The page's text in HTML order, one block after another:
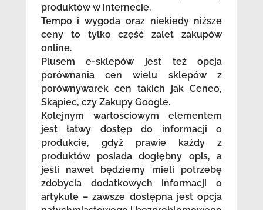
produktów w internecie.
Tempo i wygoda oraz niekiedy niższe
ceny to tylko część zalet zakupów
online.
Plusem e-sklepów jest też opcja
porównania cen wielu sklepów z
porównywarek cen takich jak Ceneo,
Skąpiec, czy Zakupy Google.
Kolejnym wartościowym elementem
jest łatwy dostęp do informacji o
produkcie, gdyż prawie każdy z
produktów posiada dogłębny opis, a
jeśli nawet będziemy mieli potrzebę
zdobycia dodatkowych informacji o
artykule – zawsze dostępna jest opcja